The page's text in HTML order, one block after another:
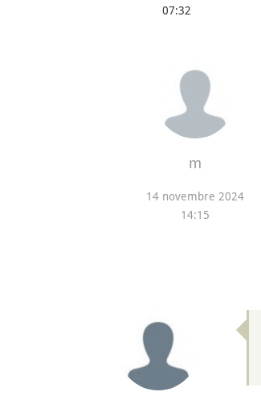
07:32
m
14 novembre 2024
14:15